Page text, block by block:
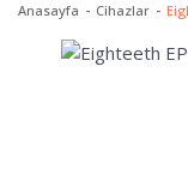
Anasayfa Cihazlar